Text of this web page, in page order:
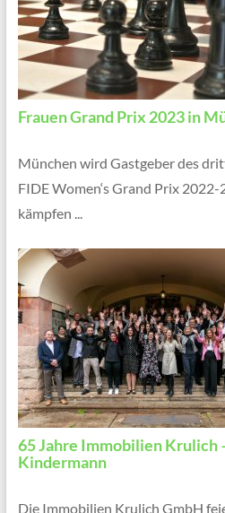
Frauen Grand Prix 2023 in
München wird Gastgeber des
FIDE Women‘s Grand Prix 2022-
kämpfen ...
65 Jahre Immobilien Krulich
Kindermann
Die Immobilien Krulich GmbH